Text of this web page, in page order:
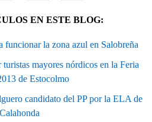
EN ESTE BLOG:
funcionar la zona azul en Salobreña
mayores nórdicos en la Feria
de Estocolmo
candidato del PP por la ELA de
Calahonda